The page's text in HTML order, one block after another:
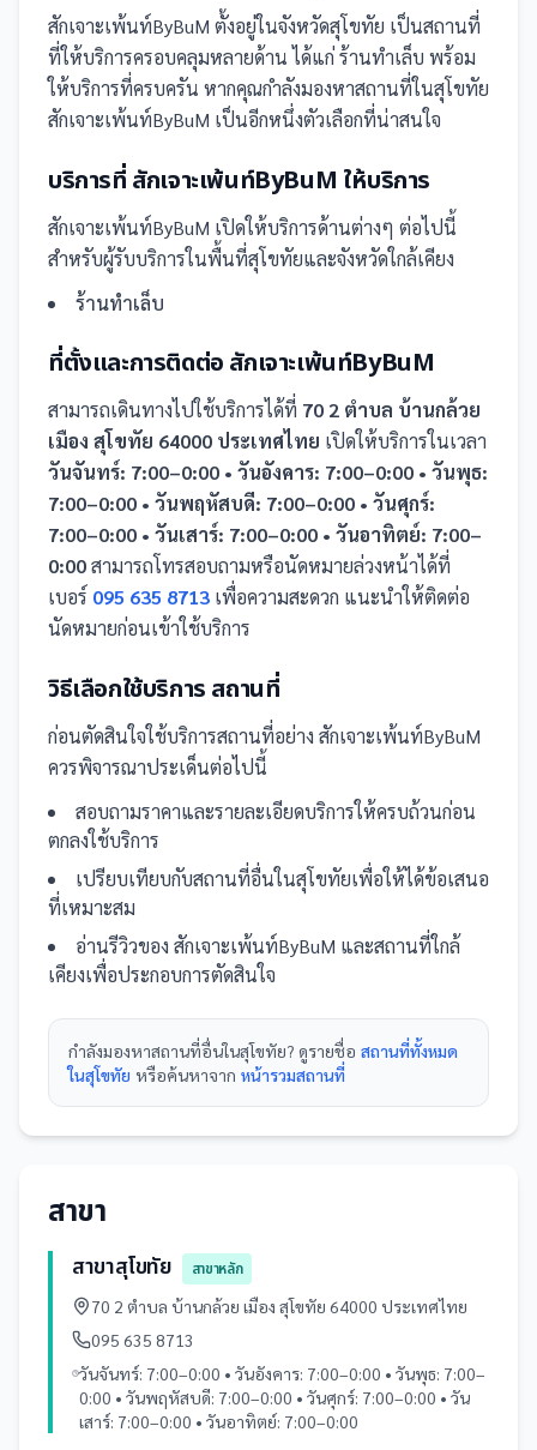
สักเจาะเพ้นท์ByBuM ตั้งอยู่ในจังหวัดสุโขทัย เป็นสถานที่
ที่ให้บริการครอบคลุมหลายด้าน ได้แก่ ร้านทำเล็บ พร้อม
ให้บริการที่ครบครัน หากคุณกำลังมองหาสถานที่ในสุโขทัย
สักเจาะเพ้นท์ByBuM เป็นอีกหนึ่งตัวเลือกที่น่าสนใจ
บริการที่ สักเจาะเพ้นท์ByBuM ให้บริการ
สักเจาะเพ้นท์ByBuM เปิดให้บริการด้านต่างๆ ต่อไปนี้
สำหรับผู้รับบริการในพื้นที่สุโขทัยและจังหวัดใกล้เคียง
ร้านทำเล็บ
ที่ตั้งและการติดต่อ สักเจาะเพ้นท์ByBuM
สามารถเดินทางไปใช้บริการได้ที่ 70 2 ตำบล บ้านกล้วย
เมือง สุโขทัย 64000 ประเทศไทย เปิดให้บริการในเวลา
วันจันทร์: 7:00–0:00 • วันอังคาร: 7:00–0:00 • วันพุธ:
7:00–0:00 • วันพฤหัสบดี: 7:00–0:00 • วันศุกร์:
7:00–0:00 • วันเสาร์: 7:00–0:00 • วันอาทิตย์: 7:00–
0:00สามารถโทรสอบถามหรือนัดหมายล่วงหน้าได้ที่
เบอร์ 095 635 8713 เพื่อความสะดวก แนะนำให้ติดต่อ
นัดหมายก่อนเข้าใช้บริการ
วิธีเลือกใช้บริการ สถานที่
ก่อนตัดสินใจใช้บริการสถานที่อย่าง สักเจาะเพ้นท์ByBuM
ควรพิจารณาประเด็นต่อไปนี้
สอบถามราคาและรายละเอียดบริการให้ครบถ้วนก่อน
ตกลงใช้บริการ
เปรียบเทียบกับสถานที่อื่นในสุโขทัยเพื่อให้ได้ข้อเสนอ
ที่เหมาะสม
อ่านรีวิวของ สักเจาะเพ้นท์ByBuM และสถานที่ใกล้
เคียงเพื่อประกอบการตัดสินใจ
กำลังมองหาสถานที่อื่นในสุโขทัย? ดูรายชื่อ สถานที่ทั้งหมด
ในสุโขทัย หรือค้นหาจาก หน้ารวมสถานที่
สาขา
สาขาสุโขทัย
สาขาหลัก
70 2 ตำบล บ้านกล้วย เมือง สุโขทัย 64000 ประเทศไทย
095 635 8713
วันจันทร์: 7:00–0:00 • วันอังคาร: 7:00–0:00 • วันพุธ: 7:00–
0:00 • วันพฤหัสบดี: 7:00–0:00 • วันศุกร์: 7:00–0:00 • วัน
เสาร์: 7:00–0:00 • วันอาทิตย์: 7:00–0:00